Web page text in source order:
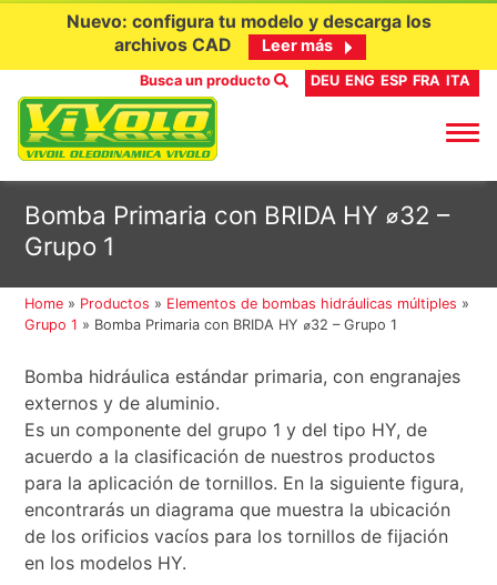
contenido
Nuevo: configura tu modelo y descarga los
archivos CAD
Leer más
Busca un producto DEU ENG ESP FRA ITA
Bomba Primaria con BRIDA HY ⌀32 –
Grupo 1
Home » Productos » Elementos de bombas hidráulicas múltiples »
Grupo 1 » Bomba Primaria con BRIDA HY ⌀32 – Grupo 1
Bomba hidráulica estándar primaria, con engranajes
externos y de aluminio.
Es un componente del grupo 1 y del tipo HY, de
acuerdo a la clasificación de nuestros productos
para la aplicación de tornillos. En la siguiente figura,
encontrarás un diagrama que muestra la ubicación
de los orificios vacíos para los tornillos de fijación
en los modelos HY.